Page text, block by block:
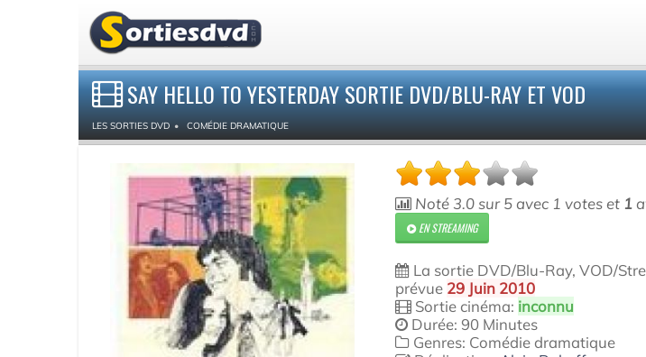
SAY HELLO TO YESTERDAY SORTIE DVD/BLU-RAY ET VOD
LES SORTIES DVD COMÉDIE DRAMATIQUE
Noté 3.0sur5 avec 1 votes et 1
EN STREAMING
La sortie DVD/Blu-Ray, VOD/
prévue 29 Juin 2010
Sortie cinéma: inconnu
Durée: 90 Minutes
Genres: Comédie dramatique